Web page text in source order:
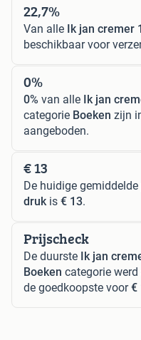
22,7%
Van alle Ik jan cremer
beschikbaar voor
0%
0% van alle Ik jan
categorie Boeken zijn
aangeboden.
€ 13
De huidige
drukis € 13.
Prijscheck
De duurste Ik jan
Boeken categorie
de goedkoopste voor€